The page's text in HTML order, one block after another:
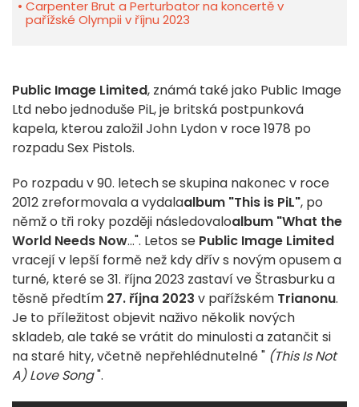
Carpenter Brut a Perturbator na koncertě v
pařížské Olympii v říjnu 2023
Public Image Limited, známá také jako Public Image
Ltd nebo jednoduše PiL, je britská postpunková
kapela, kterou založil John Lydon v roce 1978 po
rozpadu Sex Pistols.
Po rozpadu v 90. letech se skupina nakonec v roce
2012 zreformovala a vydalaalbum "This is PiL", po
němž o tři roky později následovaloalbum "What the
World Needs Now...". Letos se Public Image Limited
vracejí v lepší formě než kdy dřív s novým opusem a
turné, které se 31. října 2023 zastaví ve Štrasburku a
těsně předtím 27. října 2023 v pařížském Trianonu.
Je to příležitost objevit naživo několik nových
skladeb, ale také se vrátit do minulosti a zatančit si
na staré hity, včetně nepřehlédnutelné " (This Is Not
A) Love Song".